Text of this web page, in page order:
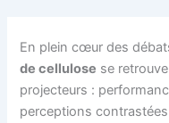
En plein cœur des
de cellulose se
projecteurs :
perceptions